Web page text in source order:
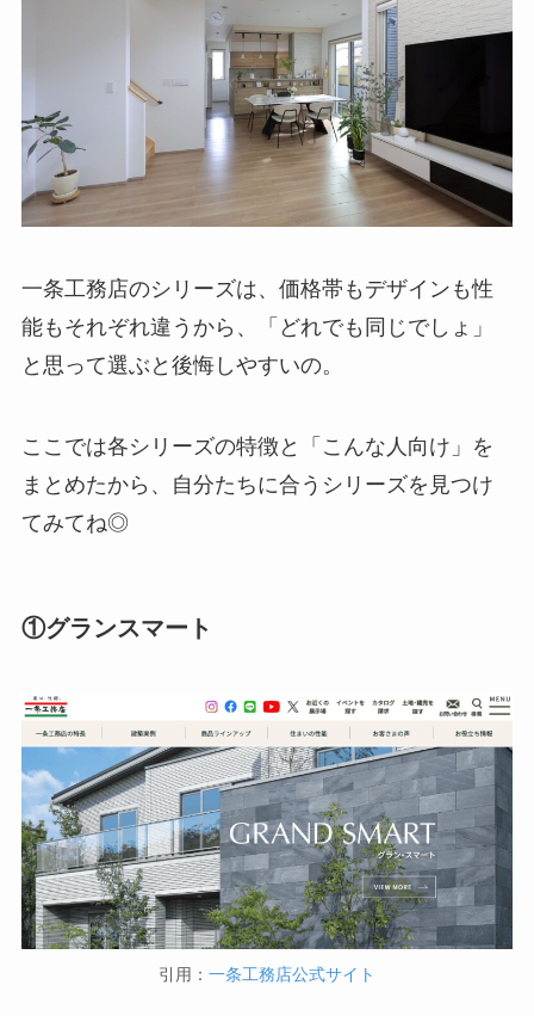
一条工務店のシリーズは、価格帯もデザインも性
能もそれぞれ違うから、「どれでも同じでしょ」
と思って選ぶと後悔しやすいの。
ここでは各シリーズの特徴と「こんな人向け」を
まとめたから、自分たちに合うシリーズを見つけ
てみてね◎
①グランスマート
引用： 一条工務店公式サイト